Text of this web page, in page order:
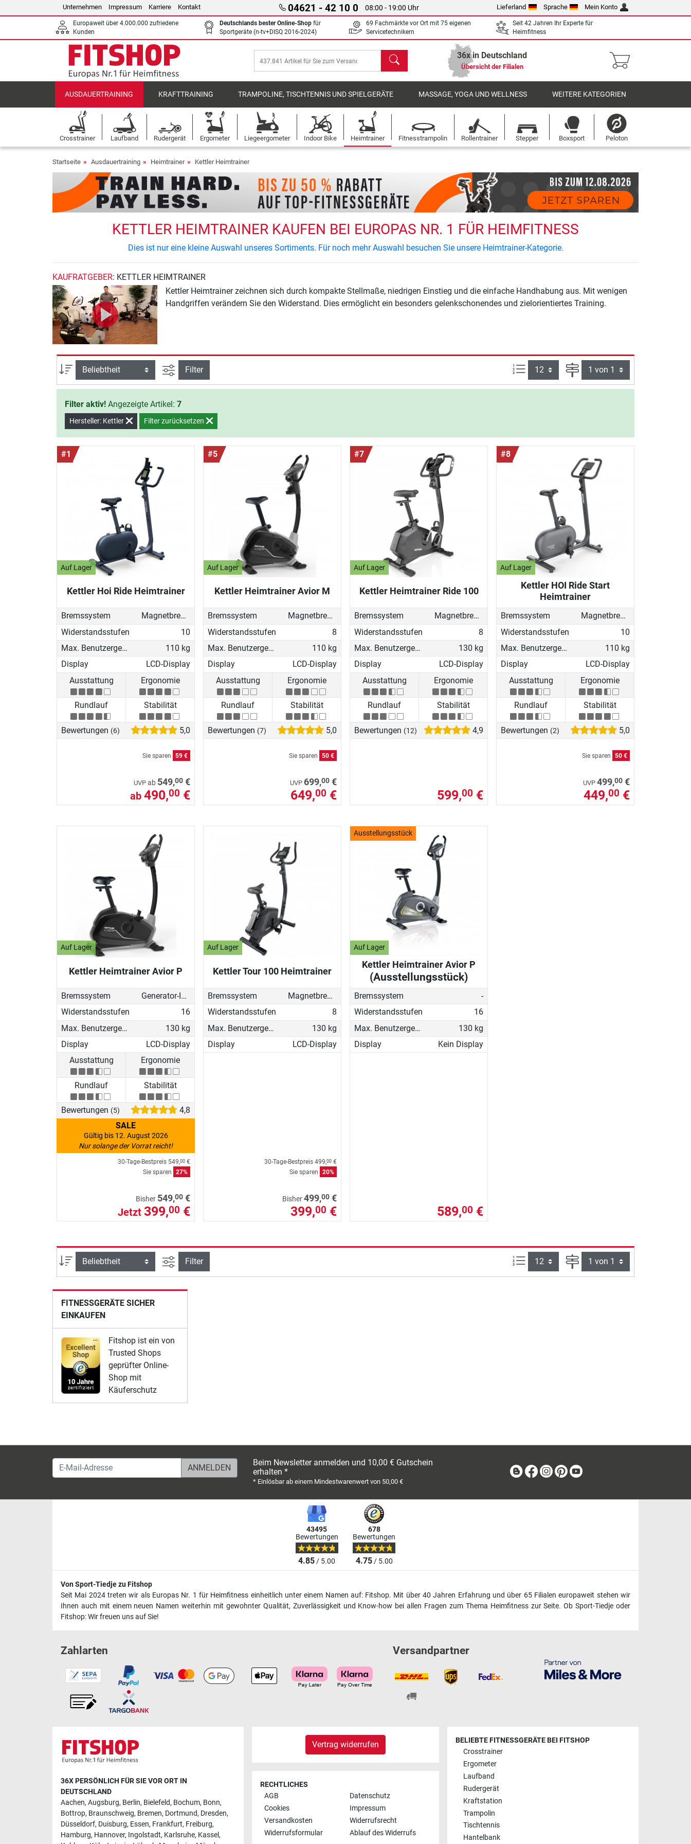
Unternehmen Impressum Karriere Kontakt 04621 - 42 10 0 08:00 - 19:00 Uhr Lieferland Sprache Mein Konto
Europaweit über 4.000.000 zufriedene
Kunden
Deutschlands bester Online-Shop für
Sportgeräte (n-tv+DISQ 2016-2024)
69 Fachmärkte vor Ort mit 75 eigenen
Servicetechnikern
Seit 42 Jahren Ihr Experte für
Heimfitness
Suchen 36x in Deutschland
Übersicht der Filialen
AUSDAUERTRAINING KRAFTTRAINING TRAMPOLINE, TISCHTENNIS UND SPIELGERÄTE MASSAGE, YOGA UND WELLNESS WEITERE KATEGORIEN
Crosstrainer Laufband Rudergerät Ergometer Liegeergometer Indoor Bike Heimtrainer Fitnesstrampolin Rollentrainer Stepper Boxsport Peloton
Startseite Ausdauertraining Heimtrainer Kettler Heimtrainer
KETTLER HEIMTRAINER KAUFEN BEI EUROPAS NR. 1 FÜR HEIMFITNESS
Dies ist nur eine kleine Auswahl unseres Sortiments. Für noch mehr Auswahl besuchen Sie unsere Heimtrainer-Kategorie.
KAUFRATGEBER: KETTLER HEIMTRAINER
Kettler Heimtrainer zeichnen sich durch kompakte Stellmaße, niedrigen Einstieg und die einfache Handhabung aus. Mit wenigen
Handgriffen verändern Sie den Widerstand. Dies ermöglicht ein besonders gelenkschonendes und zielorientiertes Training.
Sortierung Ansicht filtern
Filter Artikel pro Seite: Seite
Filter aktiv! Angezeigte Artikel: 7
Hersteller: Kettler Filter zurücksetzen
#1
Auf Lager
Kettler Hoi Ride Heimtrainer
Bremssystem
Magnetbremse (manuell)
Widerstandsstufen
10
Max. Benutzergewicht
110 kg
Display
LCD-Display
Ausstattung
Ergonomie
Rundlauf Stabilität
Bewertungen (6) 5,0
Sie sparen 59 €
UVP ab 549,00 €
ab 490,00 €
#5
Auf Lager
Kettler Heimtrainer Avior M
Bremssystem
Magnetbremse (manuell)
Widerstandsstufen
8
Max. Benutzergewicht
110 kg
Display
LCD-Display
Ausstattung
Ergonomie
Rundlauf Stabilität
Bewertungen (7) 5,0
Sie sparen 50 €
UVP 699,00 €
649,00 €
#7
Auf Lager
Kettler Heimtrainer Ride 100
Bremssystem
Magnetbremse (manuell)
Widerstandsstufen
8
Max. Benutzergewicht
130 kg
Display
LCD-Display
Ausstattung
Ergonomie
Rundlauf Stabilität
Bewertungen (12) 4,9
599,00 €
#8
Auf Lager
Kettler HOI Ride Start
Heimtrainer
Bremssystem
Magnetbremse (manuell)
Widerstandsstufen
10
Max. Benutzergewicht
110 kg
Display
LCD-Display
Ausstattung
Ergonomie
Rundlauf Stabilität
Bewertungen (2) 5,0
Sie sparen 50 €
UVP 499,00 €
449,00 €
Auf Lager
Kettler Heimtrainer Avior P
Bremssystem
Generator-Induktionsbremse
Widerstandsstufen
16
Max. Benutzergewicht
130 kg
Display
LCD-Display
Ausstattung
Ergonomie
Rundlauf Stabilität
Bewertungen (5)
4,8
SALE
Gültig bis 12. August 2026
Nur solange der Vorrat reicht!
30-Tage-Bestpreis 549,00 €
Sie sparen
27%
Bisher 549,00 €
Jetzt 399,00 €
Auf Lager
Kettler Tour 100 Heimtrainer
Bremssystem
Magnetbremse (manuell)
Widerstandsstufen
8
Max. Benutzergewicht
130 kg
Display
LCD-Display
30-Tage-Bestpreis 499,00 €
Sie sparen
20%
Bisher499,00 €
399,00 €
Ausstellungsstück
Auf Lager
Kettler Heimtrainer Avior P
(Ausstellungsstück)
Bremssystem
-
Widerstandsstufen
16
Max. Benutzergewicht
130 kg
Display
Kein Display
589,00 €
Sortierung Ansicht filtern
Filter Artikel pro Seite: Seite
FITNESSGERÄTE SICHER
EINKAUFEN
Fitshop ist ein von
Trusted Shops
geprüfter Online-
Shop mit
Käuferschutz
E-Mail-Adresse
Beim Newsletter anmelden und 10,00 € Gutschein
erhalten *
* Einlösbar ab einem Mindestwarenwert von 50,00 €
BlogFacebook
Instagram
Pinterest
43495
Bewertungen
4.85/ 5.00
678
Bewertungen
4.75/ 5.00
Von Sport-Tiedje zu Fitshop
Seit Mai 2024 treten wir als Europas Nr. 1 für Heimfitness einheitlich unter einem Namen auf: Fitshop. Mit über 40 Jahren Erfahrung und über 65 Filialen europaweit stehen wir
Ihnen auch mit einem neuen Namen weiterhin mit gewohnter Qualität, Zuverlässigkeit und Know-how bei allen Fragen zum Thema Heimfitness zur Seite. Ob Sport-Tiedje oder
Fitshop: Wir freuen uns auf Sie!
Zahlarten Versandpartner
36X PERSÖNLICH FÜR SIE VOR ORT IN
DEUTSCHLAND
Aachen, Augsburg, Berlin, Bielefeld, Bochum, Bonn,
Bottrop, Braunschweig, Bremen, Dortmund, Dresden,
Düsseldorf, Duisburg, Essen, Frankfurt, Freiburg,
Hamburg, Hannover, Ingolstadt, Karlsruhe, Kassel,
Vertrag widerrufen
RECHTLICHES
AGB
Datenschutz
Cookies
Impressum
Versandkosten
Widerrufsrecht
Widerrufsformular
Ablauf des Widerrufs
BELIEBTE FITNESSGERÄTE BEI FITSHOP
Crosstrainer
Ergometer
Laufband
Rudergerät
Kraftstation
Trampolin
Tischtennis
Hantelbank